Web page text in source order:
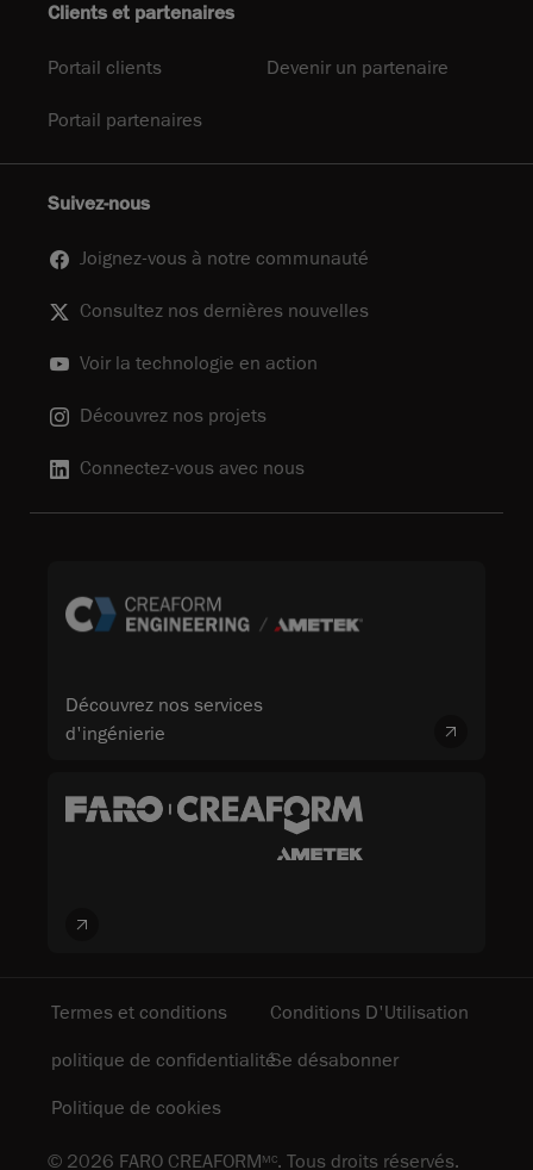
Clients et partenaires
Portail clients Devenir un partenaire
Portail partenaires
Suivez-nous
Joignez-vous à notre communauté
Consultez nos dernières nouvelles
Voir la technologie en action
Découvrez nos projets
Connectez-vous avec nous
Découvrez nos services
d'ingénierie
© 2026 FARO CREAFORMMC. Tous droits réservés.
Termes et conditions
Conditions D'Utilisation
politique de confidentialitéSe désabonner
Politique de cookies